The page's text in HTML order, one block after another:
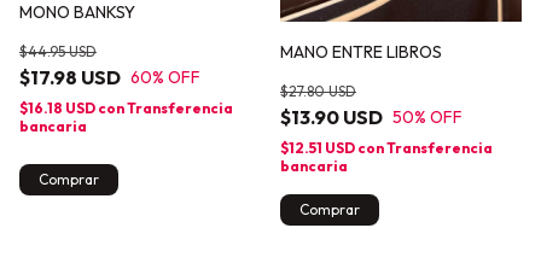
MONO BANKSY
$17.98 USD
$44.95 USD
60% OFF
$16.18 USD conTransferencia
bancaria
Comprar
MANO ENTRE LIBROS
$13.90 USD
$27.80 USD
50% OFF
$12.51 USD conTransferencia
bancaria